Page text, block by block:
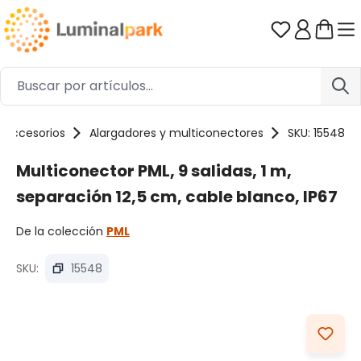
Saltar al contenido principal Tienes 0
Accesorios Alargadores y multiconectores SKU: 15548
Multiconector PML, 9 salidas, 1 m,
separación 12,5 cm, cable blanco, IP67
De la colección PML
SKU: 15548